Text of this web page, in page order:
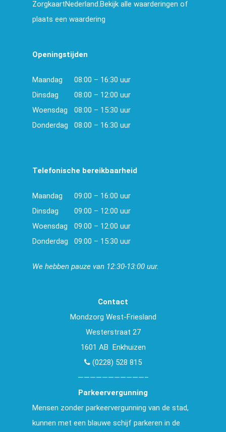
ZorgkaartNederland.Bekijk alle waarderingen of
plaats een waardering
Openingstijden
Maandag
08:00 – 16:30 uur
Dinsdag
08:00 – 12:00 uur
Woensdag
08:00 – 15:30 uur
Donderdag
08:00 – 16:30 uur
Telefonische bereikbaarheid
Maandag
09:00 – 16:00 uur
Dinsdag
09:00 – 12:00 uur
Woensdag
09:00 – 12:00 uur
Donderdag
09:00 – 15:30 uur
We hebben pauze van 12:30-13:00 uur.
Contact
Mondzorg West-Friesland
Westerstraat 27
1601 AB Enkhuizen
(0228) 528 815
———————————–
Parkeervergunning
Mensen zonder parkeervergunning van de stad,
kunnen met een blauwe schijf parkeren in de